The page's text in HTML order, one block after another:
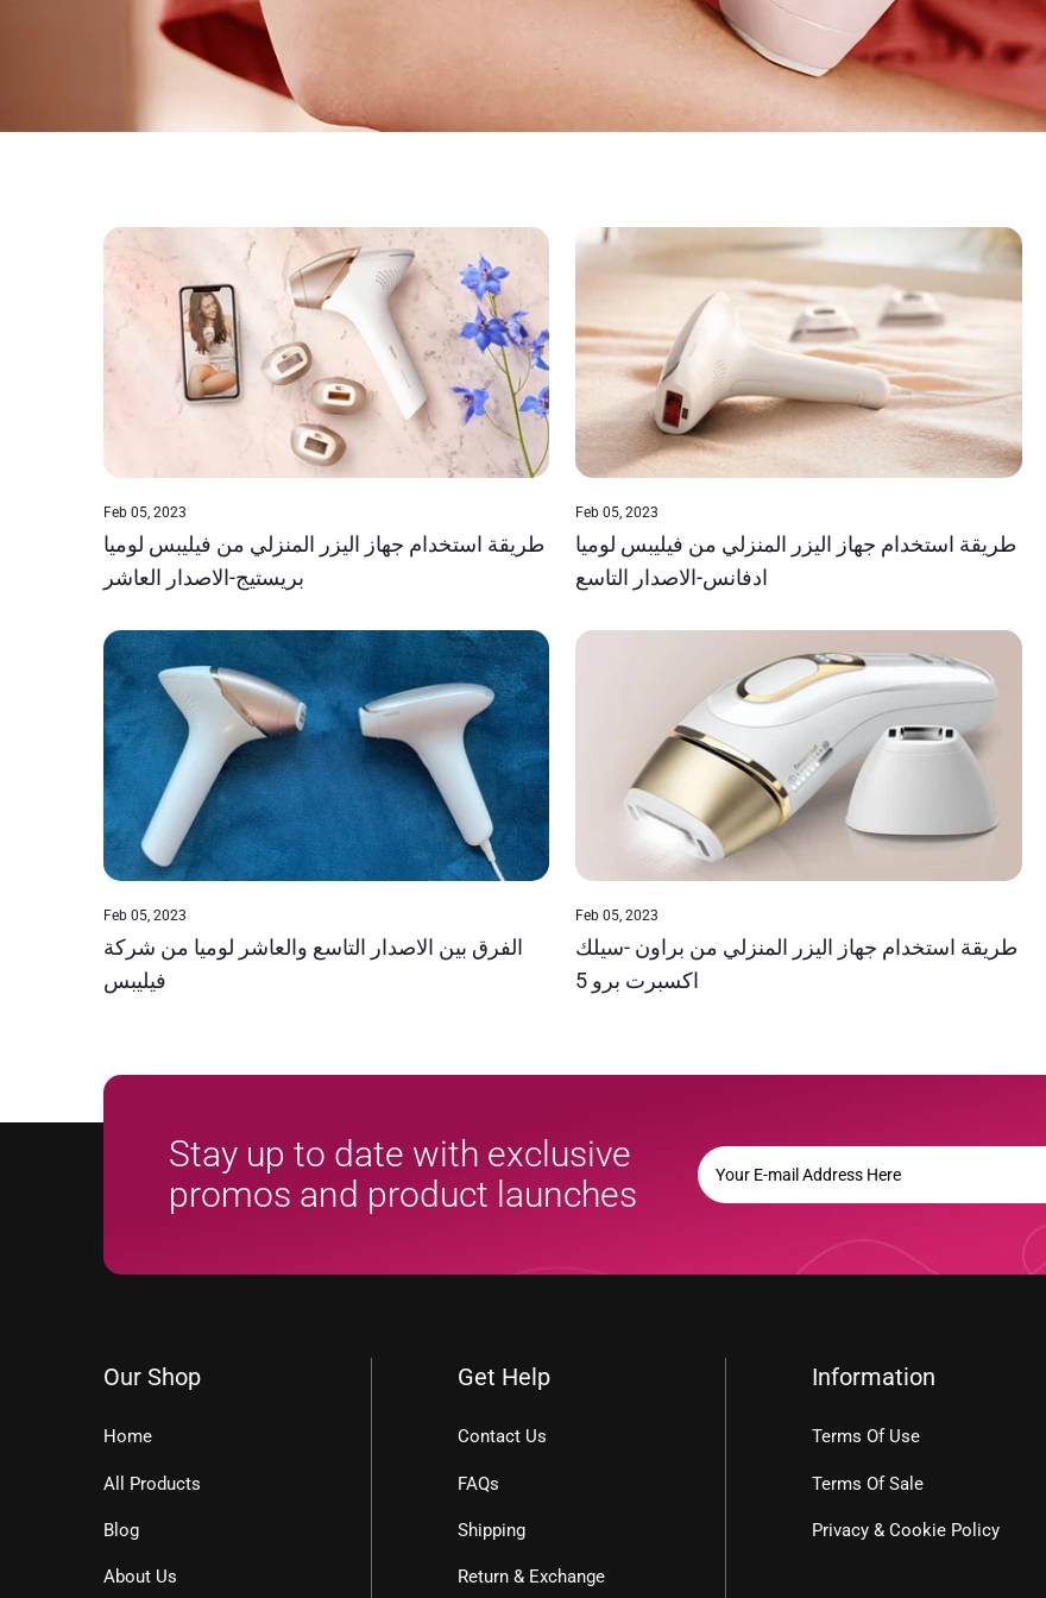
Feb 05, 2023
طريقة استخدام جهاز اليزر المنزلي من فيليبس لوميا
بريستيج-الاصدار العاشر
Feb 05, 2023
طريقة استخدام جهاز اليزر المنزلي من فيليبس لوميا
ادفانس-الاصدار التاسع
Feb 05, 2023
الفرق بين الاصدار التاسع والعاشر لوميا من شركة
فيليبس
Feb 05, 2023
طريقة استخدام جهاز اليزر المنزلي من براون -سيلك
اكسبرت برو 5
Stay up to date with exclusive
promos and product launches
YOUR
E-
MAIL
Our Shop
Home
All Products
Blog
About Us
Get Help
Contact Us
FAQs
Shipping
Return & Exchange
Information
Terms Of Use
Terms Of Sale
Privacy & Cookie Policy